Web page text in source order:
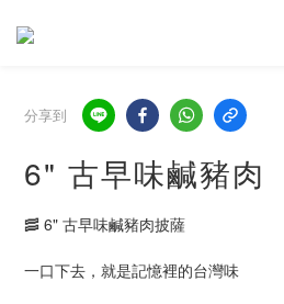
分享到
6" 古早味鹹豬肉
🥓 6" 古早味鹹豬肉披薩
一口下去，就是記憶裡的台灣味